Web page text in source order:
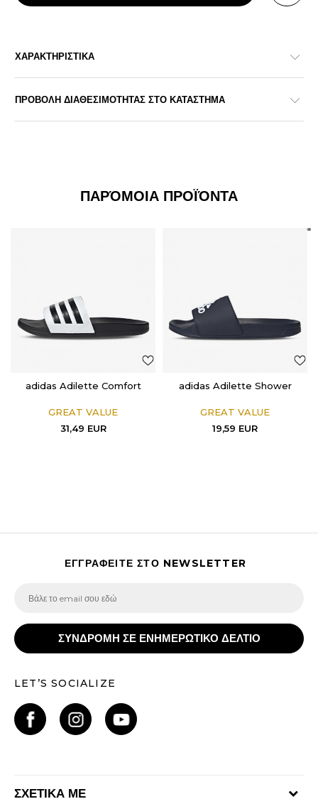
ΧΑΡΑΚΤΗΡΙΣΤΙΚΑ
ΠΡΟΒΟΛΗ ΔΙΑΘΕΣΙΜΟΤΗΤΑΣ ΣΤΟ ΚΑΤΑΣΤΗΜΑ
ΠΑΡΌΜΟΙΑ ΠΡΟΪΌΝΤΑ
adidas Adilette Comfort
GREAT VALUE
31,49 EUR
adidas Adilette Shower
GREAT VALUE
19,59 EUR
ΕΓΓΡΑΦΕΙΤΕ ΣΤΟ NEWSLETTER
ΣΥΝΔΡΟΜΗ ΣΕ ΕΝΗΜΕΡΩΤΙΚΟ ΔΕΛΤΙΟ
LET’S SOCIALIZE
ΣΧΕΤΙΚΑ ΜΕ